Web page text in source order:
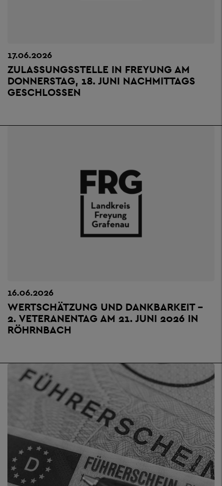
17.06.2026
ZULASSUNGSSTELLE IN FREYUNG AM
DONNERSTAG, 18. JUNI NACHMITTAGS
GESCHLOSSEN
16.06.2026
WERTSCHÄTZUNG UND DANKBARKEIT –
2. VETERANENTAG AM 21. JUNI 2026 IN
RÖHRNBACH